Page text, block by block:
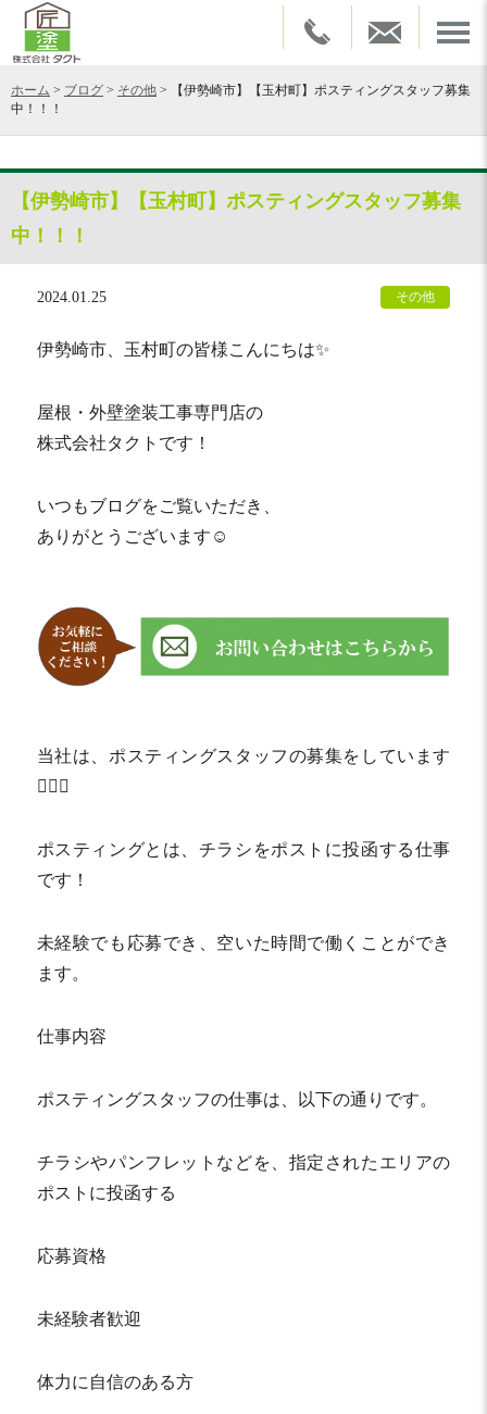
ホーム > ブログ > その他 >
【伊勢崎市】【玉村町】ポスティングスタッフ募集
中！！！
【伊勢崎市】【玉村町】ポスティングスタッフ募集
中！！！
2024.01.25 その他
伊勢崎市、玉村町の皆様こんにちは✨
屋根・外壁塗装工事専門店の
株式会社タクトです！
いつもブログをご覧いただき、
ありがとうございます☺️
当社は、ポスティングスタッフの募集をしています
💁🏻‍♀️
ポスティングとは、チラシをポストに投函する仕事
です！
未経験でも応募でき、空いた時間で働くことができ
ます。
仕事内容
ポスティングスタッフの仕事は、以下の通りです。
チラシやパンフレットなどを、指定されたエリアの
ポストに投函する
応募資格
未経験者歓迎
体力に自信のある方